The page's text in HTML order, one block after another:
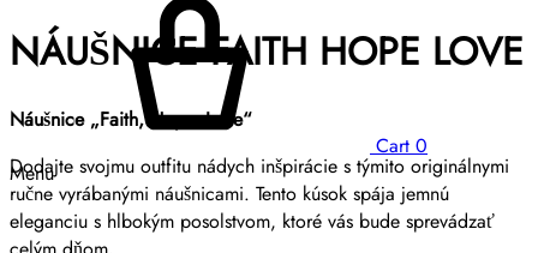
Cart 0
Menu
NÁUŠNICE FAITH HOPE LOVE
Náušnice „Faith, Hope, Love“
Dodajte svojmu outfitu nádych inšpirácie s týmito originálnymi
ručne vyrábanými náušnicami. Tento kúsok spája jemnú
eleganciu s hlbokým posolstvom, ktoré vás bude sprevádzať